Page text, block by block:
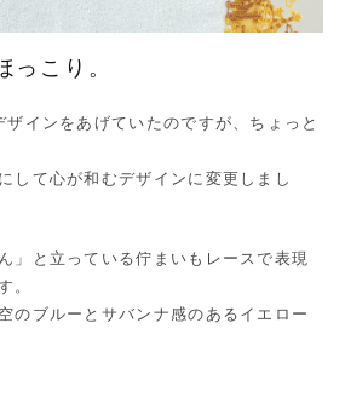
っこり。
インをあげていたのですが、ちょっと
して心が和むデザインに変更しまし
」と立っている佇まいもレースで表現
。
のブルーとサバンナ感のあるイエロー